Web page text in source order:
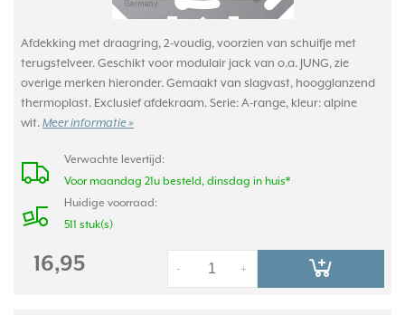
Afdekking met draagring, 2-voudig, voorzien van schuifje met
terugstelveer. Geschikt voor modulair jack van o.a. JUNG, zie
overige merken hieronder. Gemaakt van slagvast, hoogglanzend
thermoplast. Exclusief afdekraam. Serie: A-range, kleur: alpine
wit. Meer informatie »
Verwachte levertijd:
Voor maandag 21u besteld, dinsdag in huis*
Huidige voorraad:
511 stuk(s)
16,95 +
-